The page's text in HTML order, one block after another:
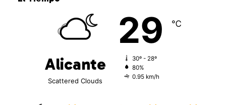
Alicante
Scattered Clouds
29 ℃
30º - 28º
80%
0.95 km/h